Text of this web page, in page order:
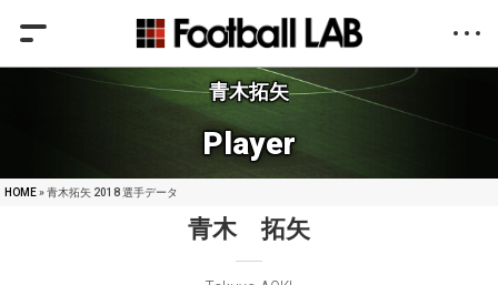
青木拓矢
Player
HOME» 青木拓矢 2018 選手データ
青木 拓矢